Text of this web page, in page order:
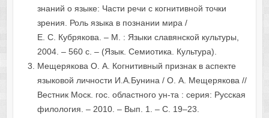
знаний о языке: Части речи с когнитивной точки
зрения. Роль языка в познании мира /
Е. С. Кубрякова. – М. : Языки славянской культуры,
2004. – 560 c. – (Язык. Семиотика. Культура).
Мещерякова О. А. Когнитивный признак в аспекте
языковой личности И.А.Бунина / О. А. Мещерякова //
Вестник Моск. гос. областного ун-та : серия: Русская
филология. – 2010. – Вып. 1. – С. 19–23.